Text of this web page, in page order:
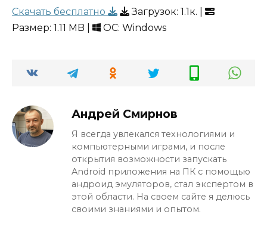
Скачать бесплатно Загрузок: 1.1к.
Размер: 1.11 MB |
ОС: Windows
Андрей Смирнов
Я всегда увлекался технологиями и
компьютерными играми, и после
открытия возможности запускать
Android приложения на ПК с помощью
андроид эмуляторов, стал экспертом в
этой области. На своем сайте я делюсь
своими знаниями и опытом.